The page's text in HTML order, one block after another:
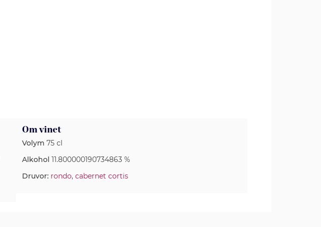
Om vinet
Volym 75 cl
Alkohol 11.800000190734863 %
Druvor: rondo, cabernet cortis